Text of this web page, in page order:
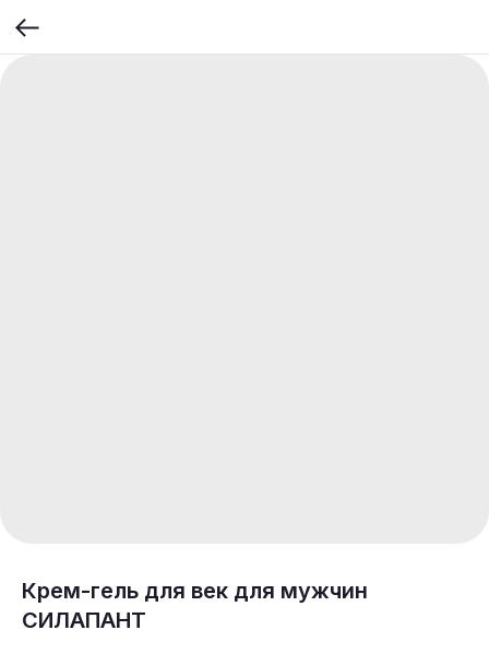
Крем-гель для век для мужчин
СИЛАПАНТ